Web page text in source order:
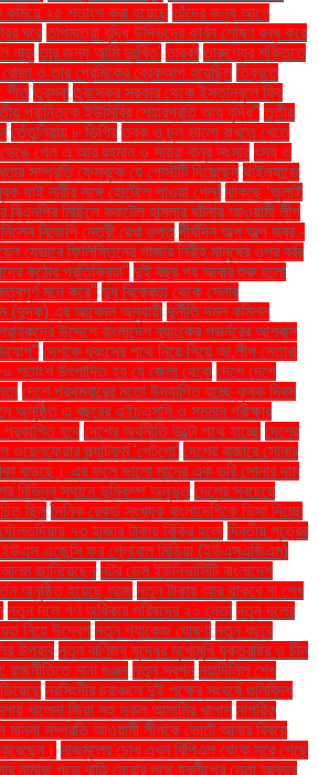
২৫ শতাংশ করা হয়েছে তাঁদের জন্য আগে
ঘরে তাপমাত্রা বৃদ্ধি উদ্ভিদের কার্বন শোষণ বন্ধ করে
নাড়ু তার জন্য আমি দুঃখিত' তারকা তারুণ্যের শক্তিতে
রোজা ও তার প্রেমিকের ব্রেকআপ হয়েছিল তিব্বতে
শীত তুরস্ক তুরস্কের সরকার থেকে ইস্তানবুলে ফ্রি
প্রান্তিকে ইউসিবির শেয়ারপ্রতি আয় বৃদ্ধি" তৃতীয়
তেঁতুলিয়ায় ৮ ডিগ্রি ত্বক ও চুল ভালো রাখতে খেতে
গেল এ আর রহমান ও সায়রা বানুর সংসার ৎস্য ও
সম্প্রতি ফেসবুকে যে পোস্টটি দিয়েছেন থাইল্যান্ডে
থাই নারীর সঙ্গে হোটেলে পাওয়া গেল! থাকছে ‘জুলাই
বিএনপির মিছিলে ককটেল হামলার ঘটনায় আওয়ামী লীগ
বিজেপি নেত্রী রেখা গুপ্ত দীর্ঘদিন অল্প অল্প জ্বর -
যেভাবে ফিলিস্তিনের গাজার নিরীহ মানুষের ওপর বর্বর
কঠোর প্রতিক্রিয়া" দুই বছর পর আবার শুরু হলো
মনে করে" দুধ বিক্রেতা থেকে সেনার
(দুদক) এর আবেদন অনুযায়ী দুর্নীতি দমন কমিশন
উদ্দেশে বাংলাদেশ ব্যাংকের গভর্নরের আশ্বাস
দেশকে ধ্বংসের পথে নিয়ে গিয়ে আ.লীগ নেতারা
শতাংশ উৎপাদিত হয় যে জেলা থেকে দেশে দেশে
দেশে প্রথমবারের মতো উদযাপিত হচ্ছে কৃষক দিবস
অনুষ্ঠিত এ বছরের এইচএসসি ও সমমান পরীক্ষার
হবে দেশের অর্থনীতি উল্টো পথে যাচ্ছে দেশের
ওয়েলফেয়ার প্ল্যাটফর্ম 'পেটগো' দেশের বাজারে সোনার
বাড়ছে। এর ফলে ভালো মানের এক ভরি সোনার দাম
বিভিন্ন স্থানে ভূমিকম্প অনুভূত দেশের সবচেয়ে
ছিল দৈনিক রেকর্ড সংখ্যক বাংলাদেশিকে ভিসা দিচ্ছে
দৌলতদিয়ায় ৭৩ হাজার টাকায় বিক্রি হলো দ্বিতীয় পুত্রের
এজেন্সি ফর গ্লোবাল মিডিয়া (ইউএসএজিএম)
জানিয়েছেন নটর ডেম ইউনিভার্সিটি বাংলাদেশ
অনুষ্ঠিত হয়েছে আজ নতুন টাকায় আর থাকবে না শেখ
নতুন দলে গণ অধিকার পরিষদের ২০ নেতা নতুন দলের
নিয়ে উদ্বেগ নতুন প্যাকেজ ঘোষণা নতুন বছরে
উপহার নতুন বাণিজ্য যুদ্ধের মুখোমুখি যুক্তরাষ্ট্র ও চীন
নানা গুঞ্জন নতুন স্বপ্ন নয়াদিল্লি শেখ
নরসিংদীর চরাঞ্চলে দুই পক্ষের সংঘর্ষে গুলিবিদ্ধ
খালেদা জিয়া সহ সকল আসামির খালাস নাগরিক
মান্না সম্প্রতি আওয়ামী লীগকে ভোটে আনার বিষয়ে
নাজমুলের চোখ এখন বিপিএল থেকে সরে গেছে
নামাজ পড়ে বাড়ি ফেরার পথে যুবলীগের নেতা আবদুর